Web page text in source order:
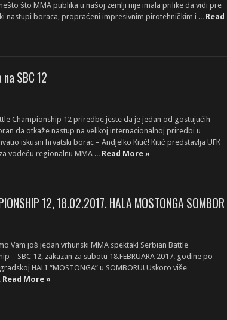
što MMA publika u našoj zemlji nije imala prilike da vidi pre
nastupi boraca, propraćeni impresivnim pirotehničkim i ... Read
SBC 12
Championship 12 priredbe jeste da je jedan od gostujućih
da otkaže nastup na velikoj internacionalnoj priredbi u
iskusni hrvatski borac – Andjelko Kitić! Kitić predstavlja UFK
vodeću regionalnu MMA ... Read More »
12, 18.02.2017. HALA MOSTONGA SOMBOR
Vam još jedan vrhunski MMA spektakl Serbian Battle
– SBC 12, zakazan za subotu 18.FEBRUARA 2017. godine po
HALI “MOSTONGA” u SOMBORU! Uskoro više
Read More »